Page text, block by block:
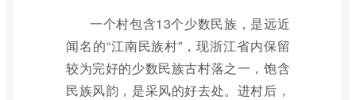
一个村包含13个少数民族，是远近
闻名的“江南民族村”，现浙江省内保留
较为完好的少数民族古村落之一，饱含
民族风韵，是采风的好去处。进村后，